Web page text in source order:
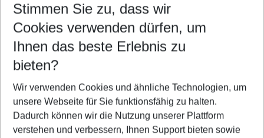
Abflughafen wählen
Beliebiger Abflughafen
Reisezeitraum wählen
09.08.26– 07.08.27 5-8 Nächte
2 Erwachsene Keine Kinder
Mehr Filter anzeigen
Stimmen Sie zu, dass wir
Cookies verwenden dürfen, um
Ihnen das beste Erlebnis zu
bieten?
Wir verwenden Cookies und ähnliche Technologien, um
unsere Webseite für Sie funktionsfähig zu halten.
Dadurch können wir die Nutzung unserer Plattform
verstehen und verbessern, Ihnen Support bieten sowie